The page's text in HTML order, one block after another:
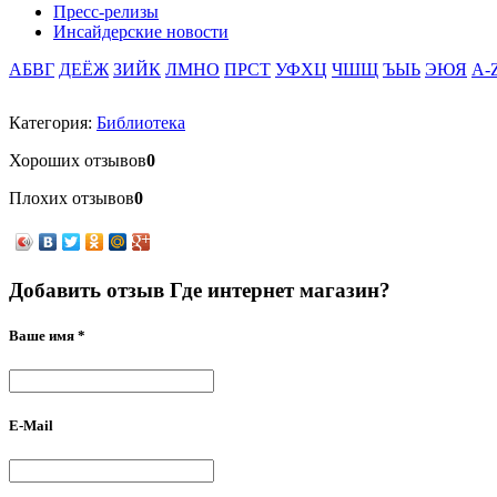
Пресс-релизы
Инсайдерские новости
АБВГ ДЕЁЖ ЗИЙК ЛМНО ПРСТ УФХЦ ЧШЩ ЪЫЬ ЭЮЯ A-
Категория: Библиотека
Хороших отзывов0
Плохих отзывов0
Добавить отзыв Где интернет магазин?
Ваше имя *
E-Mail